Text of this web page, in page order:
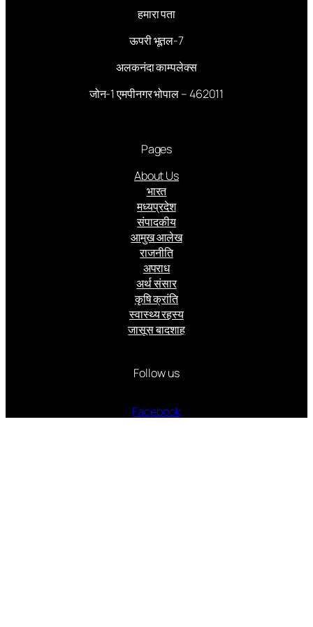
हमारा पता
ऊपरी भूतल-7
अलकनंदा काम्पलेक्स
जोन-1 एमपीनगर भोपाल – 462011
Pages
About Us
भारत
मध्यप्रदेश
संपादकीय
आमुख आलेख
राजनीति
अपराध
अर्थ संसार
कृषि क्रांति
स्वास्थ्य रहस्य
जासूस बादशाह
Follow us
Facebook